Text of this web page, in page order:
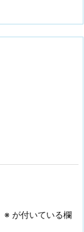
※ が付いている欄